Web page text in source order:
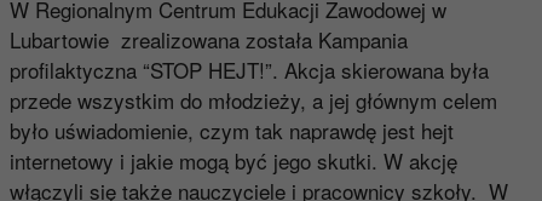
W Regionalnym Centrum Edukacji Zawodowej w
Lubartowie zrealizowana została Kampania
profilaktyczna “STOP HEJT!”. Akcja skierowana była
przede wszystkim do młodzieży, a jej głównym celem
było uświadomienie, czym tak naprawdę jest hejt
internetowy i jakie mogą być jego skutki. W akcję
włączyli się także nauczyciele i pracownicy szkoły. W